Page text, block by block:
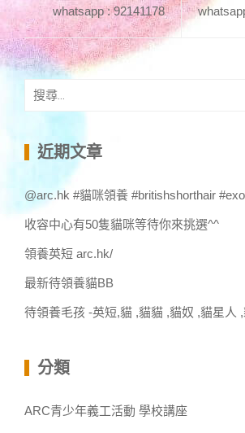
whatsapp : 92141178
搜
鍵 近期文章
@arc.hk #貓咪領養 #britishshorthair
收容中心有50隻貓咪等待你來挑選^^
領養英短 arc.hk/
最新待領養貓BB
待領養毛孩 -英短,貓 ,貓貓 ,貓奴 ,貓星人
分類
ARC青少年義工活動 學校講座